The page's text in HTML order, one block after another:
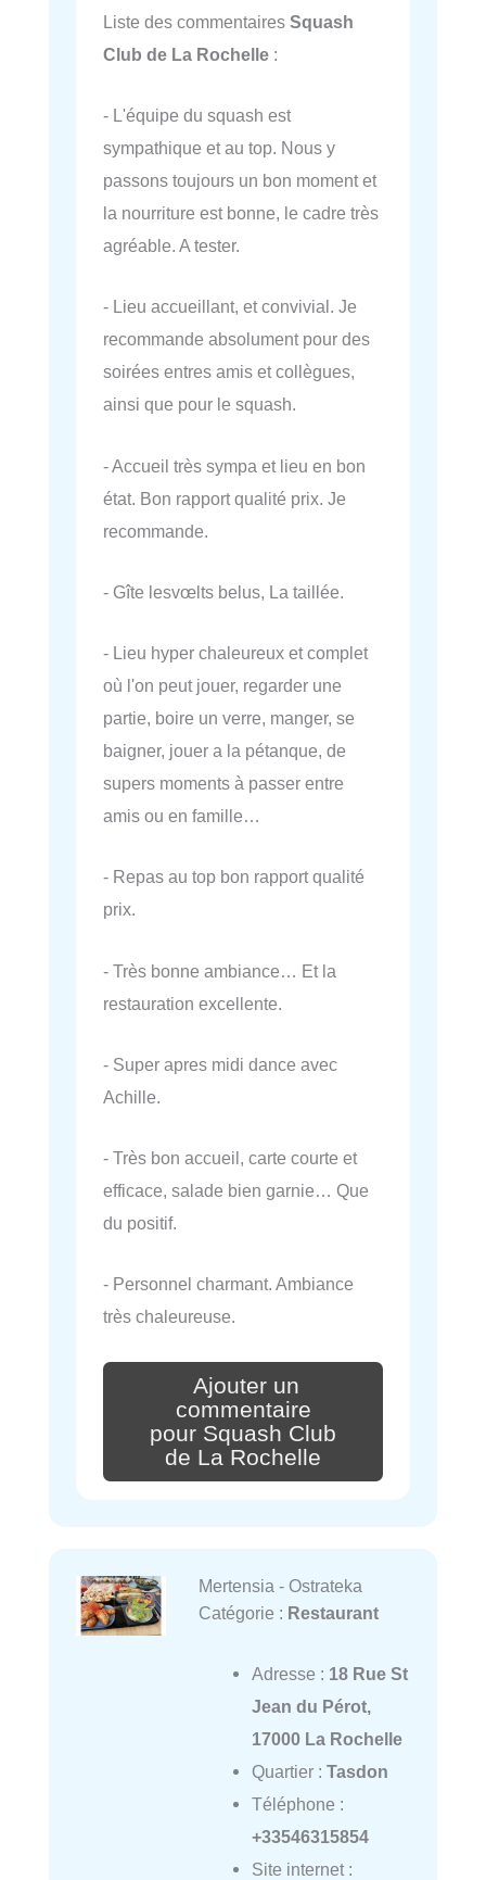
Liste des commentaires Squash
Club de La Rochelle :
- L'équipe du squash est
sympathique et au top. Nous y
passons toujours un bon moment et
la nourriture est bonne, le cadre très
agréable. A tester.
- Lieu accueillant, et convivial. Je
recommande absolument pour des
soirées entres amis et collègues,
ainsi que pour le squash.
- Accueil très sympa et lieu en bon
état. Bon rapport qualité prix. Je
recommande.
- Gîte lesvœlts belus, La taillée.
- Lieu hyper chaleureux et complet
où l'on peut jouer, regarder une
partie, boire un verre, manger, se
baigner, jouer a la pétanque, de
supers moments à passer entre
amis ou en famille…
- Repas au top bon rapport qualité
prix.
- Très bonne ambiance… Et la
restauration excellente.
- Super apres midi dance avec
Achille.
- Très bon accueil, carte courte et
efficace, salade bien garnie… Que
du positif.
- Personnel charmant. Ambiance
très chaleureuse.
Ajouter un
commentaire
pour Squash Club
de La Rochelle
Mertensia - Ostrateka
Catégorie : Restaurant
Adresse : 18 Rue St
Jean du Pérot,
17000 La Rochelle
Quartier : Tasdon
Téléphone :
+33546315854
Site internet :